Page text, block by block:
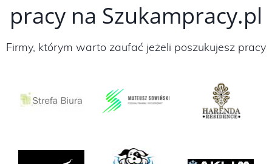
pracy na Szukampracy.pl
Firmy, którym warto zaufać jeżeli poszukujesz pracy